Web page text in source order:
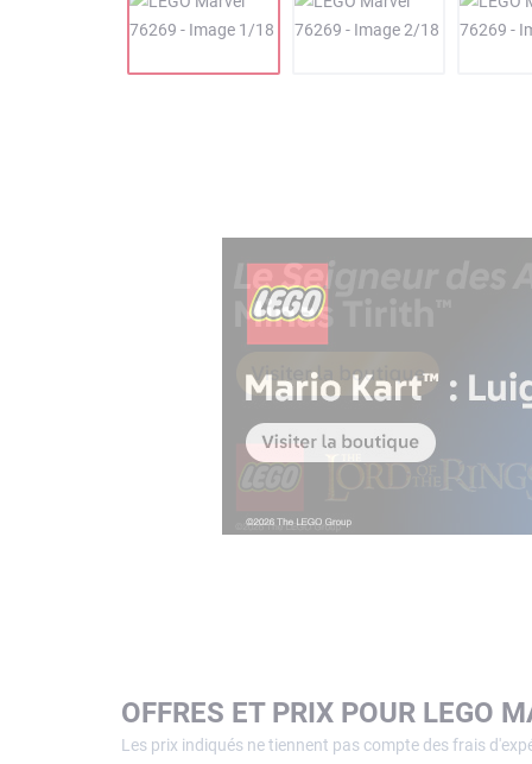
OFFRES ET PRIX POUR LEGO
Les prix indiqués ne tiennent pas compte des frais